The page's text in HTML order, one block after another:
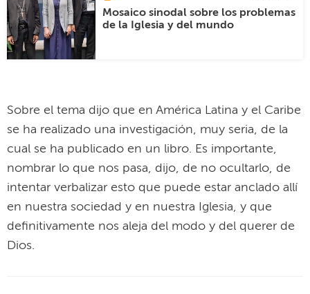
Mosaico sinodal sobre los problemas
de la Iglesia y del mundo
Sobre el tema dijo que en América Latina y el Caribe
se ha realizado una investigación, muy seria, de la
cual se ha publicado en un libro. Es importante,
nombrar lo que nos pasa, dijo, de no ocultarlo, de
intentar verbalizar esto que puede estar anclado allí
en nuestra sociedad y en nuestra Iglesia, y que
definitivamente nos aleja del modo y del querer de
Dios.